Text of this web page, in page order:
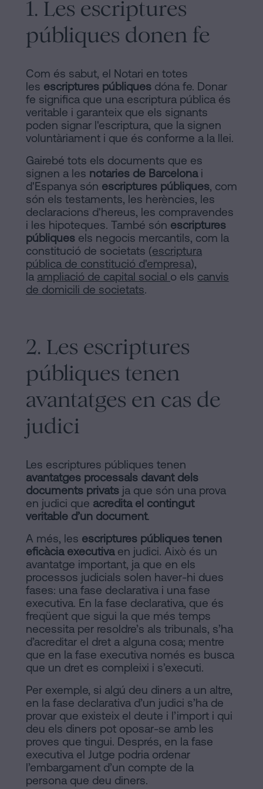
Segueix-
nos
xarxes
socials
signar
hipoteca
sense
Contactar
1. Les escriptures
públiques donen fe
Com és sabut, el Notari en totes
les escriptures públiques dóna fe. Donar
fe significa que una escriptura pública és
veritable i garanteix que els signants
poden signar l'escriptura, que la signen
voluntàriament i que és conforme a la llei.
Gairebé tots els documents que es
signen a les notaries de Barcelonai
d'Espanya són escriptures públiques, com
són els testaments, les herències, les
declaracions d'hereus, les compravendes
i les hipoteques. També són escriptures
públiques els negocis mercantils, com la
constitució de societats (escriptura
pública de constitució d'empresa),
la ampliació de capital social o els canvis
de domicili de societats.
2. Les escriptures
públiques tenen
avantatges en cas de
judici
Les escriptures públiques tenen
avantatges processals davant dels
documents privats ja que són una prova
en judici que acredita el contingut
veritable d’un document.
A més, les escriptures públiques tenen
eficàcia executivaen judici. Això és un
avantatge important, ja que en els
processos judicials solen haver-hi dues
fases: una fase declarativa i una fase
executiva. En la fase declarativa, que és
freqüent que sigui la que més temps
necessita per resoldre’s als tribunals, s’ha
d’acreditar el dret a alguna cosa; mentre
que en la fase executiva només es busca
que un dret es compleixi i s’executi.
Per exemple, si algú deu diners a un altre,
en la fase declarativa d’un judici s’ha de
provar que existeix el deute i l’import i qui
deu els diners pot oposar-se amb les
proves que tingui. Després, en la fase
executiva el Jutge podria ordenar
l’embargament d’un compte de la
persona que deu diners.